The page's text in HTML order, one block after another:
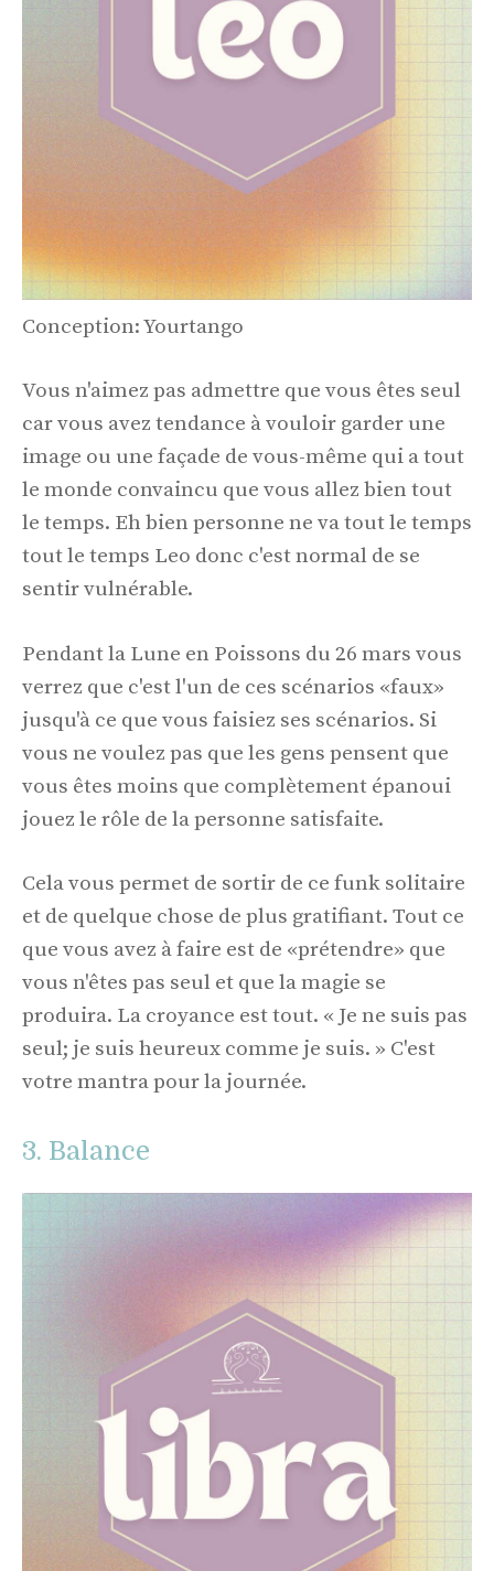
Conception: Yourtango
Vous n'aimez pas admettre que vous êtes seul
car vous avez tendance à vouloir garder une
image ou une façade de vous-même qui a tout
le monde convaincu que vous allez bien tout
le temps. Eh bien personne ne va tout le temps
tout le temps Leo donc c'est normal de se
sentir vulnérable.
Pendant la Lune en Poissons du 26 mars vous
verrez que c'est l'un de ces scénarios «faux»
jusqu'à ce que vous faisiez ses scénarios. Si
vous ne voulez pas que les gens pensent que
vous êtes moins que complètement épanoui
jouez le rôle de la personne satisfaite.
Cela vous permet de sortir de ce funk solitaire
et de quelque chose de plus gratifiant. Tout ce
que vous avez à faire est de «prétendre» que
vous n'êtes pas seul et que la magie se
produira. La croyance est tout. « Je ne suis pas
seul; je suis heureux comme je suis. » C'est
votre mantra pour la journée.
3. Balance